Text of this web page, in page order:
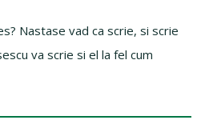
Nastase vad ca scrie, si scrie
va scrie si el la fel cum